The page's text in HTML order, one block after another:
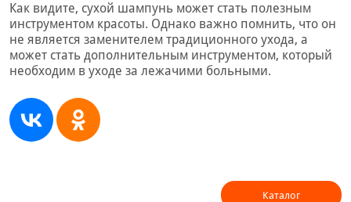
Как видите, сухой шампунь может стать полезным
инструментом красоты. Однако важно помнить, что он
не является заменителем традиционного ухода, а
может стать дополнительным инструментом, который
необходим в уходе за лежачими больными.
Каталог